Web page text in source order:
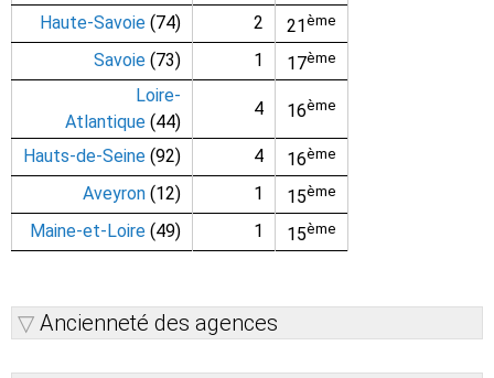
Haute-Savoie (74) 2 21ème
Savoie (73) 1 17ème
Loire-
Atlantique (44)
4 16ème
Hauts-de-Seine (92) 4 16ème
Aveyron (12) 1 15ème
Maine-et-Loire (49) 1 15ème
Ancienneté des agences